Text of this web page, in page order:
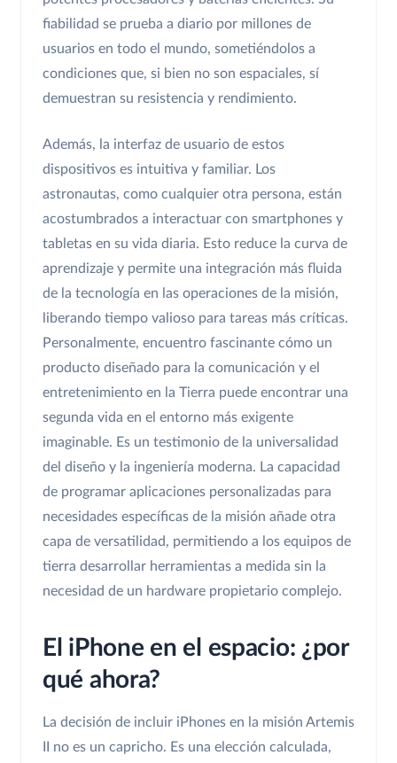
fiabilidad se prueba a diario por millones de
usuarios en todo el mundo, sometiéndolos a
condiciones que, si bien no son espaciales, sí
demuestran su resistencia y rendimiento.
Además, la interfaz de usuario de estos
dispositivos es intuitiva y familiar. Los
astronautas, como cualquier otra persona, están
acostumbrados a interactuar con smartphones y
tabletas en su vida diaria. Esto reduce la curva de
aprendizaje y permite una integración más fluida
de la tecnología en las operaciones de la misión,
liberando tiempo valioso para tareas más críticas.
Personalmente, encuentro fascinante cómo un
producto diseñado para la comunicación y el
entretenimiento en la Tierra puede encontrar una
segunda vida en el entorno más exigente
imaginable. Es un testimonio de la universalidad
del diseño y la ingeniería moderna. La capacidad
de programar aplicaciones personalizadas para
necesidades específicas de la misión añade otra
capa de versatilidad, permitiendo a los equipos de
tierra desarrollar herramientas a medida sin la
necesidad de un hardware propietario complejo.
El iPhone en el espacio: ¿por
qué ahora?
La decisión de incluir iPhones en la misión Artemis
II no es un capricho. Es una elección calculada,